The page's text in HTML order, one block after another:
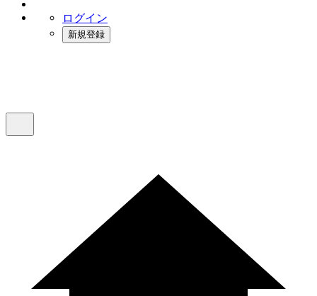
ログイン
新規登録